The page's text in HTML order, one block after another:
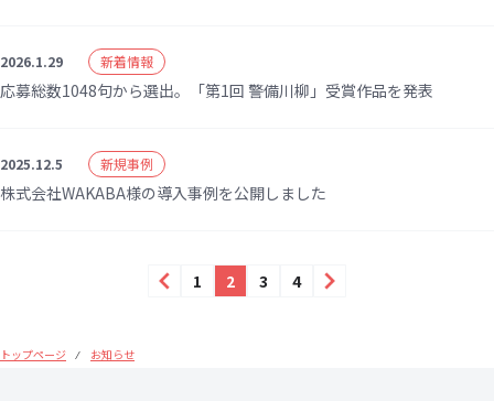
2026.1.29 新着情報
応募総数1048句から選出。「第1回 警備川柳」受賞作品を発表
2025.12.5 新規事例
株式会社WAKABA様の導入事例を公開しました
前へ 1 2 3 4 次へ
トップページ ⁄ お知らせ